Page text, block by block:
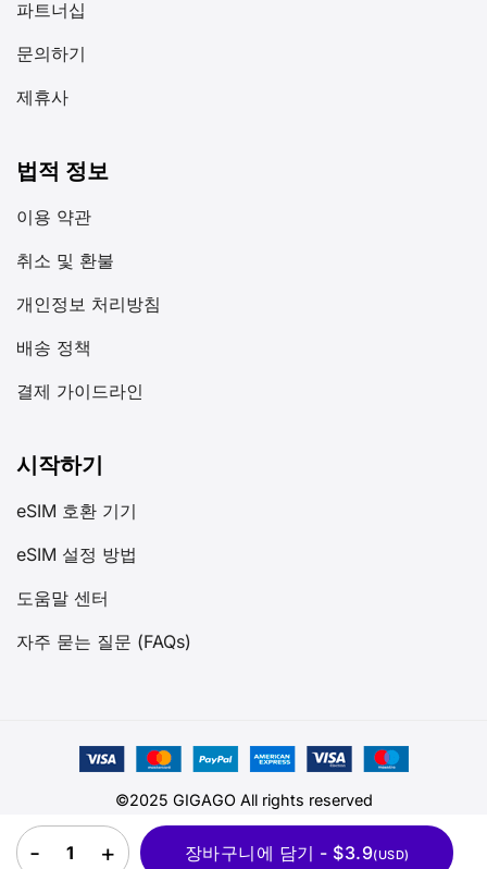
남미 eSIM 6개국 quantity
장바구니에 담기 - $3.9(USD)
파트너십
문의하기
제휴사
법적 정보
이용 약관
취소 및 환불
개인정보 처리방침
배송 정책
결제 가이드라인
시작하기
eSIM 호환 기기
eSIM 설정 방법
도움말 센터
자주 묻는 질문 (FAQs)
©2025 GIGAGO All rights reserved